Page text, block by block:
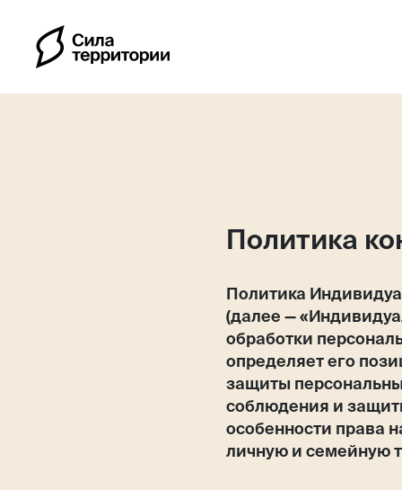
Индивидуальные
Политика
Политика
(далее —
обработки
определяет его
защиты
соблюдения и
особенности права
личную и семейную